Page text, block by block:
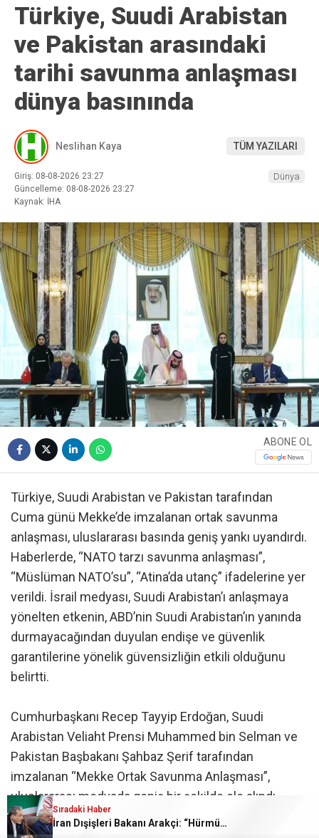
Türkiye, Suudi Arabistan
ve Pakistan arasındaki
tarihi savunma anlaşması
dünya basınında
Neslihan Kaya TÜM YAZILARI
Giriş: 08-08-2026 23:27
Güncelleme: 08-08-2026 23:27
Kaynak: İHA
Dünya
ABONE OL
Türkiye, Suudi Arabistan ve Pakistan tarafından
Cuma günü Mekke’de imzalanan ortak savunma
anlaşması, uluslararası basında geniş yankı uyandırdı.
Haberlerde, “NATO tarzı savunma anlaşması”,
“Müslüman NATO’su”, “Atina’da utanç” ifadelerine yer
verildi. İsrail medyası, Suudi Arabistan’ı anlaşmaya
yönelten etkenin, ABD’nin Suudi Arabistan’ın yanında
durmayacağından duyulan endişe ve güvenlik
garantilerine yönelik güvensizliğin etkili olduğunu
belirtti.
Cumhurbaşkanı Recep Tayyip Erdoğan, Suudi
Arabistan Veliaht Prensi Muhammed bin Selman ve
Pakistan Başbakanı Şahbaz Şerif tarafından
imzalanan “Mekke Ortak Savunma Anlaşması”,
uluslararası medyada geniş bir şekilde ele alındı.
İngiliz Guardian gazetesi, gelişmeyi “Suudi Arabistan,
Sıradaki Haber
İran Dışişleri Bakanı Arakçi: “Hürmüz konusunda Umman’la anlaşmaya çok yakınız”